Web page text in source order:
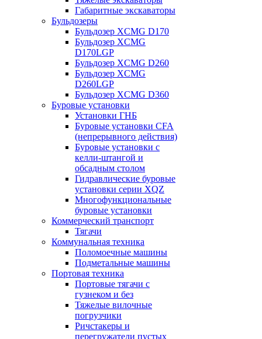
Габаритные экскаваторы
Бульдозеры
Бульдозер XCMG D170
Бульдозер XCMG
D170LGP
Бульдозер XCMG D260
Бульдозер XCMG
D260LGP
Бульдозер XCMG D360
Буровые установки
Установки ГНБ
Буровые установки CFA
(непрерывного действия)
Буровые установки с
келли-штангой и
обсадным столом
Гидравлические буровые
установки серии XQZ
Многофункциональные
буровые установки
Коммерческий транспорт
Тягачи
Коммунальная техника
Поломоечные машины
Подметальные машины
Портовая техника
Портовые тягачи с
гузнеком и без
Тяжелые вилочные
погрузчики
Ричстакеры и
перегружатели пустых